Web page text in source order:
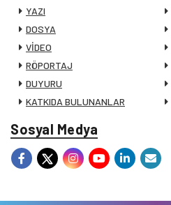
YAZI
DOSYA
VİDEO
RÖPORTAJ
DUYURU
KATKIDA BULUNANLAR
Sosyal Medya